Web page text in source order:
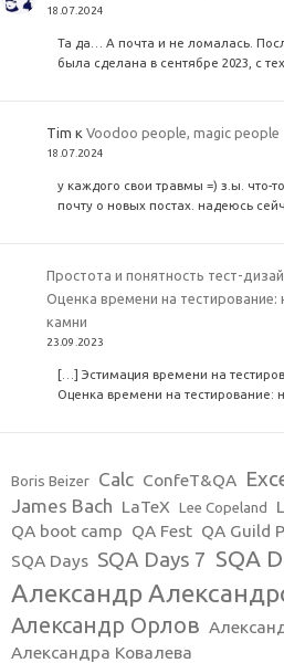
18.07.2024
Та да… А почта и не ломалась.
была сделана в сентябре 2023, с
Tim кVoodoo people, magic people
18.07.2024
у каждого свои травмы =) з.ы. что-
почту о новых постах. надеюсь
Простота и понятность тест-
Оценка времени на
камни
23.09.2023
[…] Эстимация времени на
Оценка времени на
Boris Beizer Calc ConfeT&QA
James Bach LaTeX Lee Copeland
QA boot camp QA Fest QA Guild
SQA Days SQA Days 7 SQA
Александр
Александр Орлов
Александра Ковалева